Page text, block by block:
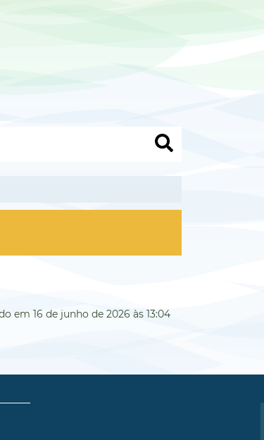
em 16 de junho de 2026 às 13:04